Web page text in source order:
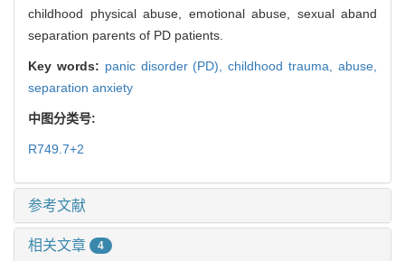
childhood physical abuse, emotional abuse, sexual aband
separation parents of PD patients.
Key words: panic disorder (PD),childhood trauma,abuse,
separation anxiety
中图分类号:
R749.7+2
参考文献
相关文章 4